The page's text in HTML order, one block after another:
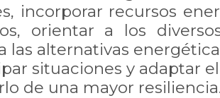
incorporar recursos
orientar a los
las alternativas
situaciones y adaptar
de una mayor